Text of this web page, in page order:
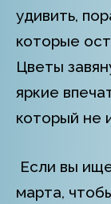
удивить,
которые
Цветы
яркие
который не
Если вы
марта,